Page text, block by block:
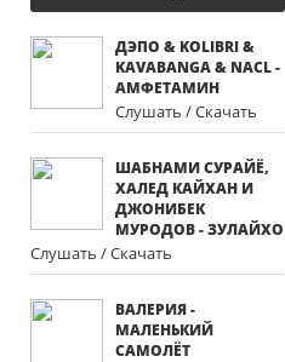
ДЭПО & KOLIBRI &
KAVABANGA & NACL -
АМФЕТАМИН
Слушать / Скачать
ШАБНАМИ СУРАЙЁ,
ХАЛЕД КАЙХАН И
ДЖОНИБЕК
МУРОДОВ - ЗУЛАЙХО
Слушать / Скачать
ВАЛЕРИЯ -
МАЛЕНЬКИЙ
САМОЛЁТ